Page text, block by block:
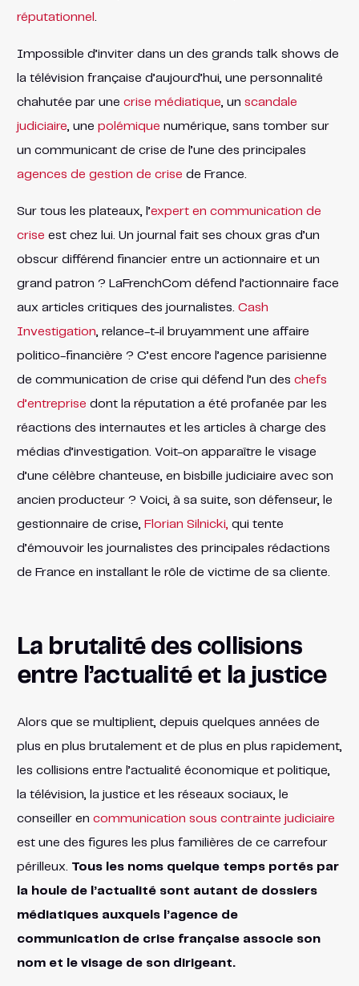
réputationnel
Impossible d’inviter dans un des grands talk shows de
la télévision française d’aujourd’hui, une personnalité
chahutée par une crise médiatique , un scandale
judiciaire , une polémique numérique, sans tomber sur
un communicant de crise de l’une des principales
agences de gestion de crise de France.
Sur tous les plateaux, l’expert en communication de
crise est chez lui. Un journal fait ses choux gras d’un
obscur différend financier entre un actionnaire et un
grand patron ? LaFrenchCom défend l’actionnaire face
aux articles critiques des journalistes. Cash
Investigation , relance-t-il bruyamment une affaire
politico-financière ? C’est encore l’agence parisienne
de communication de crise qui défend l’un des chefs
d’entreprise dont la réputation a été profanée par les
réactions des internautes et les articles à charge des
médias d’investigation. Voit-on apparaître le visage
d’une célèbre chanteuse, en bisbille judiciaire avec son
ancien producteur ? Voici, à sa suite, son défenseur, le
gestionnaire de crise,
Florian Silnicki, qui tente
d’émouvoir les journalistes des principales rédactions
de France en installant le rôle de victime de sa cliente.
La brutalité des collisions
entre l’actualité et la justice
Alors que se multiplient, depuis quelques années de
plus en plus brutalement et de plus en plus rapidement,
les collisions entre l’actualité économique et politique,
la télévision, la justice et les réseaux sociaux, le
conseiller en communication sous contrainte judiciaire
est une des figures les plus familières de ce carrefour
périlleux. Tous les noms quelque temps portés par
la houle de l’actualité sont autant de dossiers
médiatiques auxquels l’agence de
communication de crise française associe son
nom et le visage de son dirigeant.